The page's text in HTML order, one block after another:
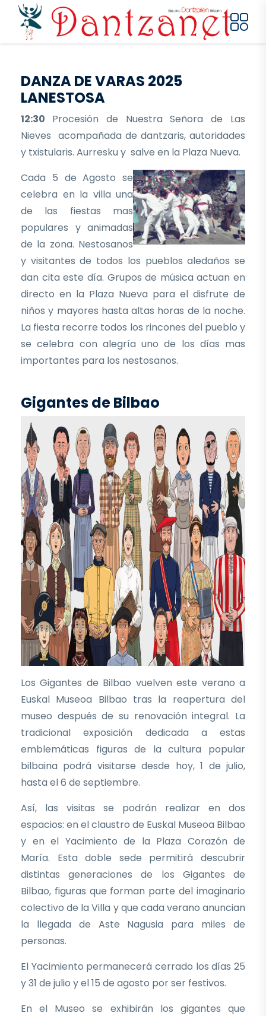
Pasar al contenido principal
DANZA DE VARAS 2025
LANESTOSA
12:30 Procesión de Nuestra Señora de Las
Nieves acompañada de dantzaris, autoridades
y txistularis. Aurresku y salve en la Plaza Nueva.
Cada 5 de Agosto se
celebra en la villa una
de las fiestas mas
populares y animadas
de la zona. Nestosanos
y visitantes de todos los pueblos aledaños se
dan cita este día. Grupos de música actuan en
directo en la Plaza Nueva para el disfrute de
niños y mayores hasta altas horas de la noche.
La fiesta recorre todos los rincones del pueblo y
se celebra con alegría uno de los días mas
importantes para los nestosanos.
Gigantes de Bilbao
Los Gigantes de Bilbao vuelven este verano a
Euskal Museoa Bilbao tras la reapertura del
museo después de su renovación integral. La
tradicional exposición dedicada a estas
emblemáticas figuras de la cultura popular
bilbaina podrá visitarse desde hoy, 1 de julio,
hasta el 6 de septiembre.
Así, las visitas se podrán realizar en dos
espacios: en el claustro de Euskal Museoa Bilbao
y en el Yacimiento de la Plaza Corazón de
María. Esta doble sede permitirá descubrir
distintas generaciones de los Gigantes de
Bilbao, figuras que forman parte del imaginario
colectivo de la Villa y que cada verano anuncian
la llegada de Aste Nagusia para miles de
personas.
El Yacimiento permanecerá cerrado los días 25
y 31 de julio y el 15 de agosto por ser festivos.
En el Museo se exhibirán los gigantes que